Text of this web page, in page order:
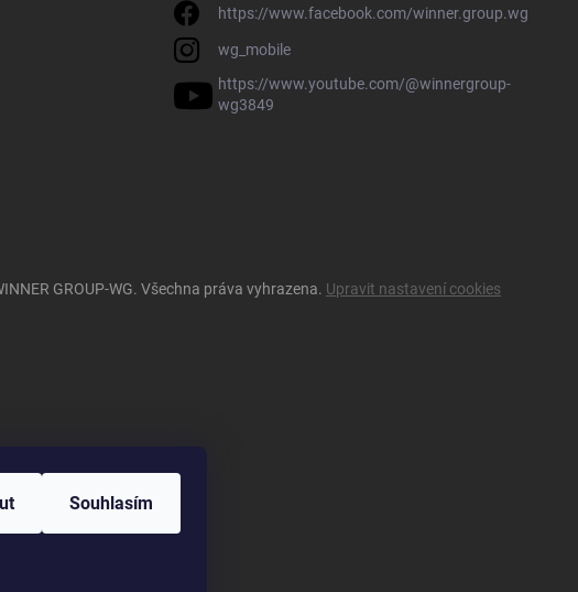
Souhlasím
https://www.facebook.com/winner.group.wg
wg_mobile
https://www.youtube.com/@winnergroup-
wg3849
GROUP-WG. Všechna práva vyhrazena. Upravit nastavení cookies